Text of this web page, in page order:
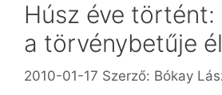
Húsz éve történt:
a törvénybetűje
2010-01-17 Szerző: Bókay